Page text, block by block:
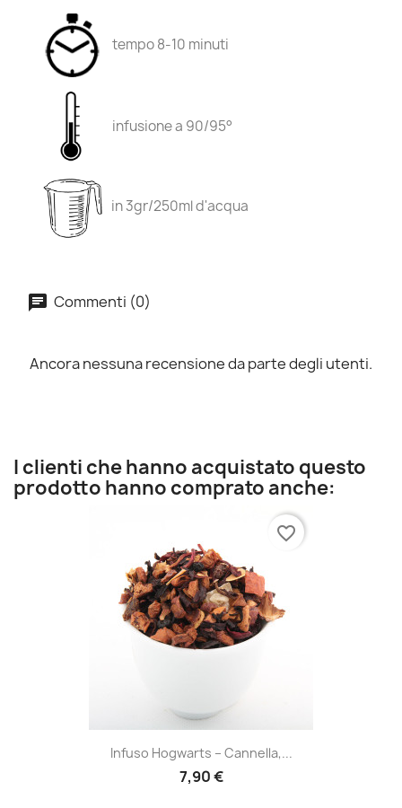
tempo 8-10 minuti
infusione a 90/95°
in 3gr/250ml d'acqua
Commenti (0)
Ancora nessuna recensione da parte degli utenti.
I clienti che hanno acquistato questo
prodotto hanno comprato anche:
Infuso Hogwarts – Cannella,...
7,90 €
favorite_border